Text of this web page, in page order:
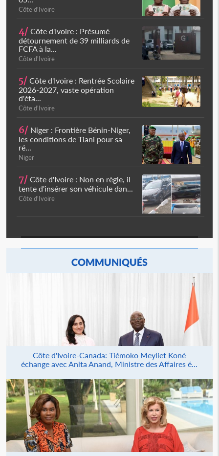
Côte d'Ivoire
4/ Côte d'Ivoire : Présumé
détournement de 39 milliards de
FCFA à la...
Côte d'Ivoire
5/ Côte d'Ivoire : Rentrée Scolaire
2026-2027, vaste opération
d'éta...
Côte d'Ivoire
6/ Niger : Frontière Bénin-Niger,
les conditions de Tiani pour sa
ré...
Niger
7/ Côte d'Ivoire : Non en règle, il
tente d'insérer son véhicule dan...
Côte d'Ivoire
COMMUNIQUÉS
Côte d'Ivoire-Canada: Tiémoko Meyliet Koné
échange avec Anita Anand, Ministre des Affaires é...